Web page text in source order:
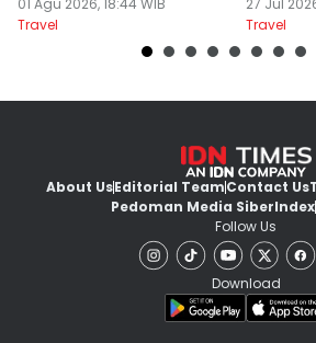
Literasi
01 Agu 2026, 18:44 WIB
Travel
27 Jul
Travel
About UsEditorial TeamContact Us
Pedoman Media SiberIndex
Follow Us
Download